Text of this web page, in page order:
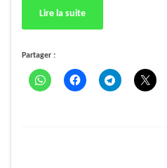
Lire la suite
Partager :